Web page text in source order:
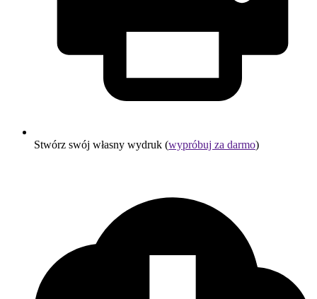
Stwórz swój własny wydruk (wypróbuj za darmo)